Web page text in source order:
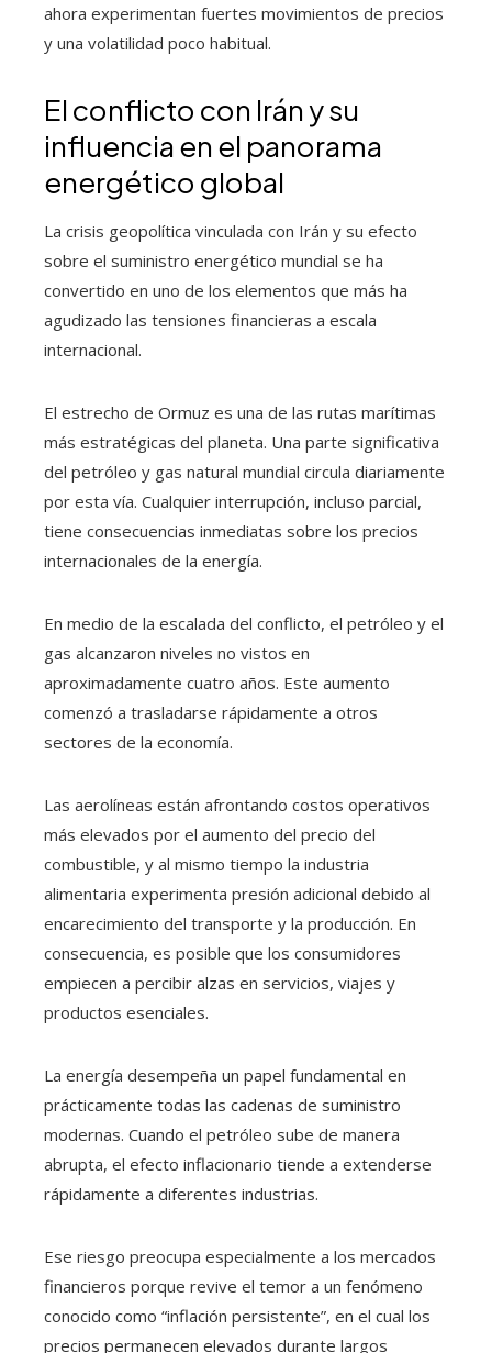
ahora experimentan fuertes movimientos de precios
y una volatilidad poco habitual.
El conflicto con Irán y su
influencia en el panorama
energético global
La crisis geopolítica vinculada con Irán y su efecto
sobre el suministro energético mundial se ha
convertido en uno de los elementos que más ha
agudizado las tensiones financieras a escala
internacional.
El estrecho de Ormuz es una de las rutas marítimas
más estratégicas del planeta. Una parte significativa
del petróleo y gas natural mundial circula diariamente
por esta vía. Cualquier interrupción, incluso parcial,
tiene consecuencias inmediatas sobre los precios
internacionales de la energía.
En medio de la escalada del conflicto, el petróleo y el
gas alcanzaron niveles no vistos en
aproximadamente cuatro años. Este aumento
comenzó a trasladarse rápidamente a otros
sectores de la economía.
Las aerolíneas están afrontando costos operativos
más elevados por el aumento del precio del
combustible, y al mismo tiempo la industria
alimentaria experimenta presión adicional debido al
encarecimiento del transporte y la producción. En
consecuencia, es posible que los consumidores
empiecen a percibir alzas en servicios, viajes y
productos esenciales.
La energía desempeña un papel fundamental en
prácticamente todas las cadenas de suministro
modernas. Cuando el petróleo sube de manera
abrupta, el efecto inflacionario tiende a extenderse
rápidamente a diferentes industrias.
Ese riesgo preocupa especialmente a los mercados
financieros porque revive el temor a un fenómeno
conocido como “inflación persistente”, en el cual los
precios permanecen elevados durante largos